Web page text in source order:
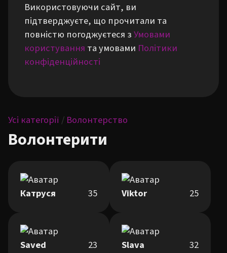
Використовуючи сайт, ви
підтверджуєте, що прочитали та
повністю погоджуєтеся зУмовами
користування та умовами Політики
конфіденційності
Усі категорії / Волонтерство
Волонтерити
Катруся 35 Viktor 25
Saved 23 Slava 32